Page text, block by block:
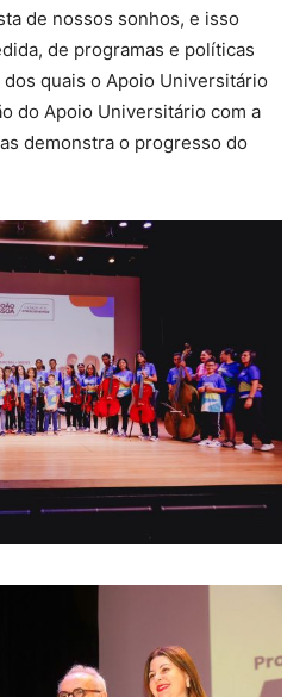
de nossos sonhos, e isso
de programas e políticas
quais o Apoio Universitário
do Apoio Universitário com a
demonstra o progresso do